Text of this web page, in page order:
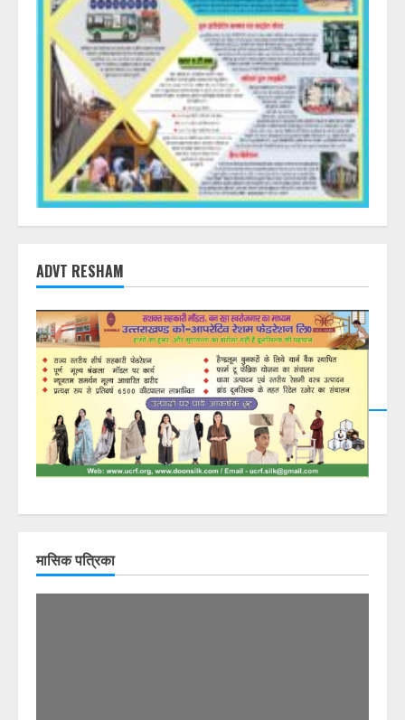
ADVT RESHAM
मासिक पत्रिका